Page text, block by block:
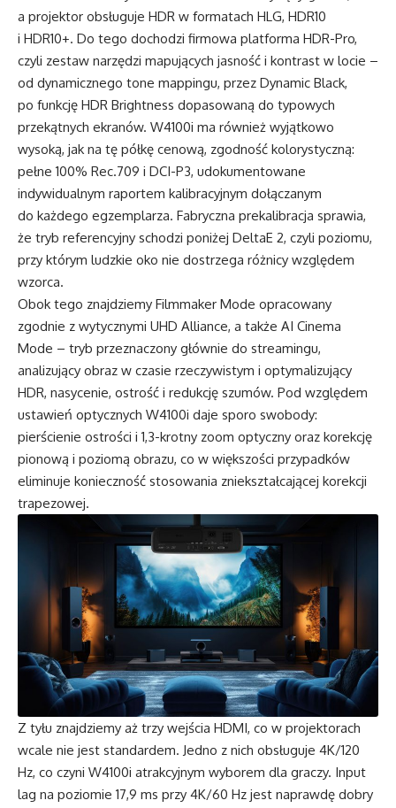
a projektor obsługuje HDR w formatach HLG, HDR10
i HDR10+. Do tego dochodzi firmowa platforma HDR-Pro,
czyli zestaw narzędzi mapujących jasność i kontrast w locie –
od dynamicznego tone mappingu, przez Dynamic Black,
po funkcję HDR Brightness dopasowaną do typowych
przekątnych ekranów. W4100i ma również wyjątkowo
wysoką, jak na tę półkę cenową, zgodność kolorystyczną:
pełne 100% Rec.709 i DCI-P3, udokumentowane
indywidualnym raportem kalibracyjnym dołączanym
do każdego egzemplarza. Fabryczna prekalibracja sprawia,
że tryb referencyjny schodzi poniżej DeltaE 2, czyli poziomu,
przy którym ludzkie oko nie dostrzega różnicy względem
wzorca.
Obok tego znajdziemy Filmmaker Mode opracowany
zgodnie z wytycznymi UHD Alliance, a także AI Cinema
Mode – tryb przeznaczony głównie do streamingu,
analizujący obraz w czasie rzeczywistym i optymalizujący
HDR, nasycenie, ostrość i redukcję szumów. Pod względem
ustawień optycznych W4100i daje sporo swobody:
pierścienie ostrości i 1,3-krotny zoom optyczny oraz korekcję
pionową i poziomą obrazu, co w większości przypadków
eliminuje konieczność stosowania zniekształcającej korekcji
trapezowej.
Z tyłu znajdziemy aż trzy wejścia HDMI, co w projektorach
wcale nie jest standardem. Jedno z nich obsługuje 4K/120
Hz, co czyni W4100i atrakcyjnym wyborem dla graczy. Input
lag na poziomie 17,9 ms przy 4K/60 Hz jest naprawdę dobry